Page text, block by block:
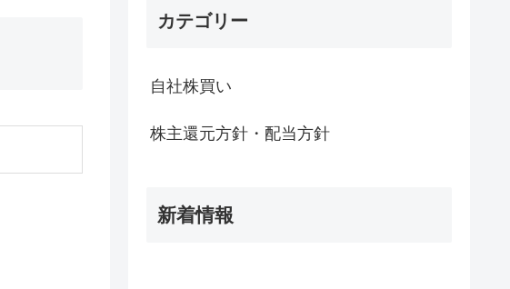
カテゴリー
自社株買い
株主還元方針・配当方針
新着情報